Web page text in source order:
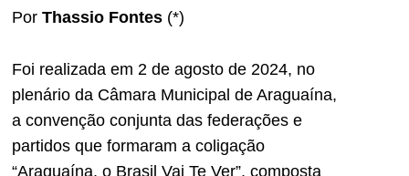
Por Thassio Fontes (*)
Foi realizada em 2 de agosto de 2024, no
plenário da Câmara Municipal de Araguaína,
a convenção conjunta das federações e
partidos que formaram a coligação
“Araguaína, o Brasil Vai Te Ver”, composta